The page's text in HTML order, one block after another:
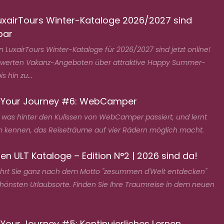
Winter-Kataloge 2026/2027 sind
LuxairTours Winter-Kataloge für 2026/2027 sind jetzt online!
Vakanz-Angeboten über attraktive Happy Summer-
hin zu...
Journey #6: WebCamper
hinter den Kulissen von WebCamper passiert, und lernt
kennen, das Reiseträume auf vier Rädern möglich macht.
ULT Kataloge – Edition N°2 | 2026 sind da!
Sie ganz nach dem Motto "zesummen d'Welt entdecken"
Urlaubsorte. Finden Sie Ihre Traumreise in dem neuen